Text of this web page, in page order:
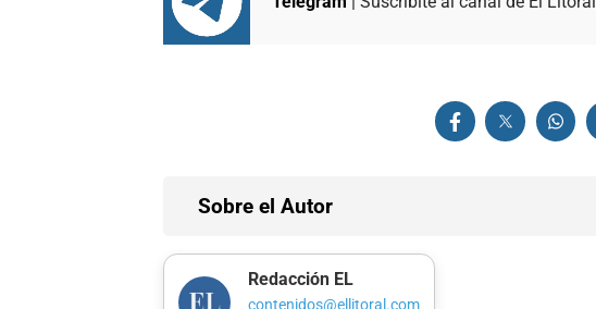
Sobre el Autor
Redacción EL